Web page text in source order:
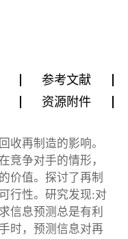
参考文献
资源附件
收再制造的影响。
竞争对手的情形，
价值。探讨了再制
行性。研究发现:对
信息预测总是有利
时，预测信息对再